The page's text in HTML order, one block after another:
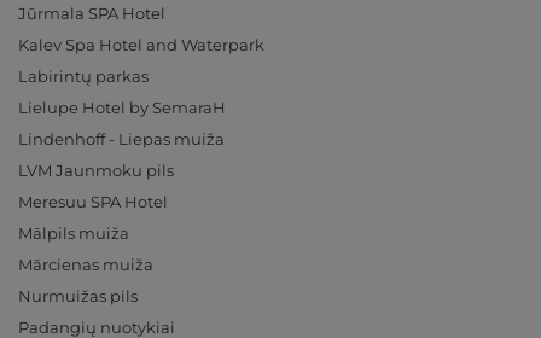
Jūrmala SPA Hotel
Kalev Spa Hotel and Waterpark
Labirintų parkas
Lielupe Hotel by SemaraH
Lindenhoff - Liepas muiža
LVM Jaunmoku pils
Meresuu SPA Hotel
Mālpils muiža
Mārcienas muiža
Nurmuižas pils
Padangių nuotykiai